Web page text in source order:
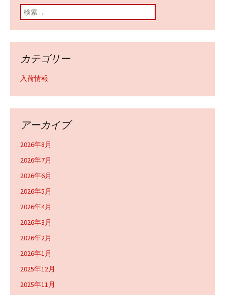
検索:
カテゴリー
入荷情報
アーカイブ
2026年8月
2026年7月
2026年6月
2026年5月
2026年4月
2026年3月
2026年2月
2026年1月
2025年12月
2025年11月